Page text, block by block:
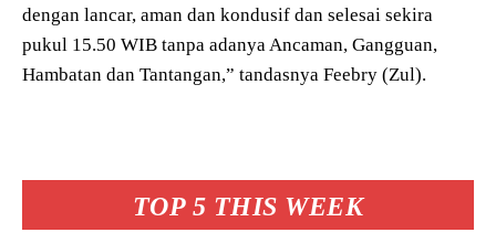
TOP 5 THIS WEEK
dengan lancar, aman dan kondusif dan selesai sekira
pukul 15.50 WIB tanpa adanya Ancaman, Gangguan,
Hambatan dan Tantangan,” tandasnya Feebry (Zul).